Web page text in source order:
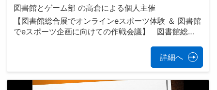
図書館とゲーム部 の高倉による個人主催
【図書館総合展でオンラインeスポーツ体験 ＆ 図書館
でeスポーツ企画に向けての作戦会議】 図書館総…
詳細へ